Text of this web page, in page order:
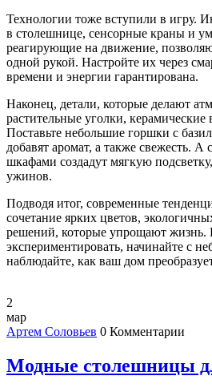
Технологии тоже вступили в игру.
в столешнице, сенсорные краны и
реагирующие на движение,
одной рукой. Настройте их через
времени и энергии гарантирована.
Наконец, детали, которые делают
растительные уголки,
Поставьте небольшие горшки с
добавят аромат, а также свежесть.
шкафами создадут мягкую
ужинов.
Подводя итог, современные
сочетание ярких цветов,
решений, которые упрощают жизнь.
экспериментировать, начинайте с
наблюдайте, как ваш дом
2
мар
Артем Соловьев 0 Комментарии
Модные столешницы